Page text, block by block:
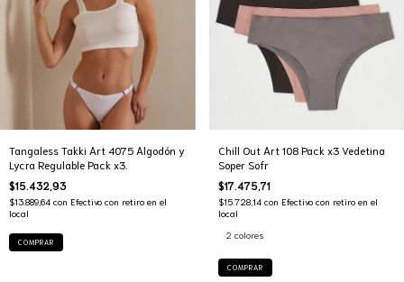
Tangaless Takki Art 4075 Algodón y
Lycra Regulable Pack x3.
$15.432,93
$13.889,64 con Efectivo con retiro en el
local
COMPRAR
Chill Out Art 108 Pack x3 Vedetina
Soper Sofr
$17.475,71
$15.728,14 con Efectivo con retiro en el
local
2 colores
COMPRAR